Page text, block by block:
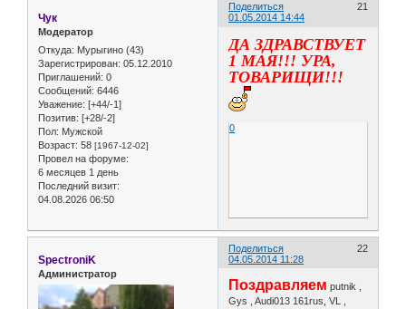
Поделиться
21
01.05.2014 14:44
Чук
Модератор
Откуда: Мурыгино (43)
Зарегистрирован: 05.12.2010
Приглашений: 0
Сообщений: 6446
Уважение: [+44/-1]
Позитив: [+28/-2]
Пол: Мужской
Возраст: 58 [1967-12-02]
Провел на форуме:
6 месяцев 1 день
Последний визит:
04.08.2026 06:50
ДА ЗДРАВСТВУЕТ
1 МАЯ!!! УРА,
ТОВАРИЩИ!!!
0
Поделиться
22
04.05.2014 11:28
SpectroniK
Администратор
Поздравляем putnik ,
Gys , Audi013 161rus, VL ,